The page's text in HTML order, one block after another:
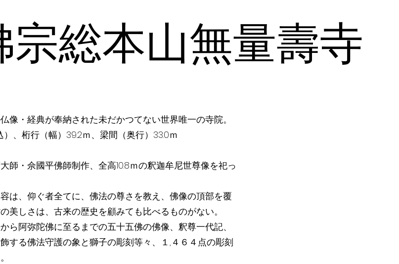
総本山無量壽寺
像・経典が奉納された未だかつてない世界唯一の寺院。
）、桁行（幅）39.2ｍ、梁間（奥行）33.0ｍ
師・佘國平佛師制作、全高10.8ｍの釈迦牟尼世尊像を祀っ
は、仰ぐ者全てに、佛法の尊さを教え、佛像の頂部を覆
美しさは、古来の歴史を顧みても比べるものがない。
ら阿弥陀佛に至るまでの五十五佛の佛像、釈尊一代記、
する佛法守護の象と獅子の彫刻等々、１,４６４点の彫刻